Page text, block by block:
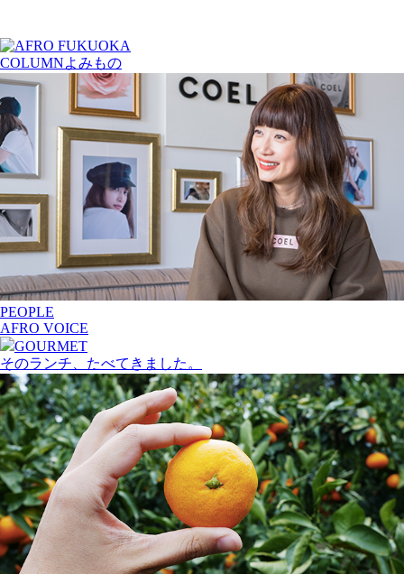
COLUMNよみもの
PEOPLE
AFRO VOICE
GOURMET
そのランチ、たべてきました。